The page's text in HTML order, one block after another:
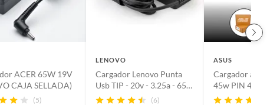
ACER 65W 19V
CAJA SELLADA)
(5)
LENOVO
Cargador Lenovo Punta
Usb TIP - 20v - 3.25a - 65w
NUEVO
(6)
ASUS
Cargador asus
45w PIN
ORIGINAL